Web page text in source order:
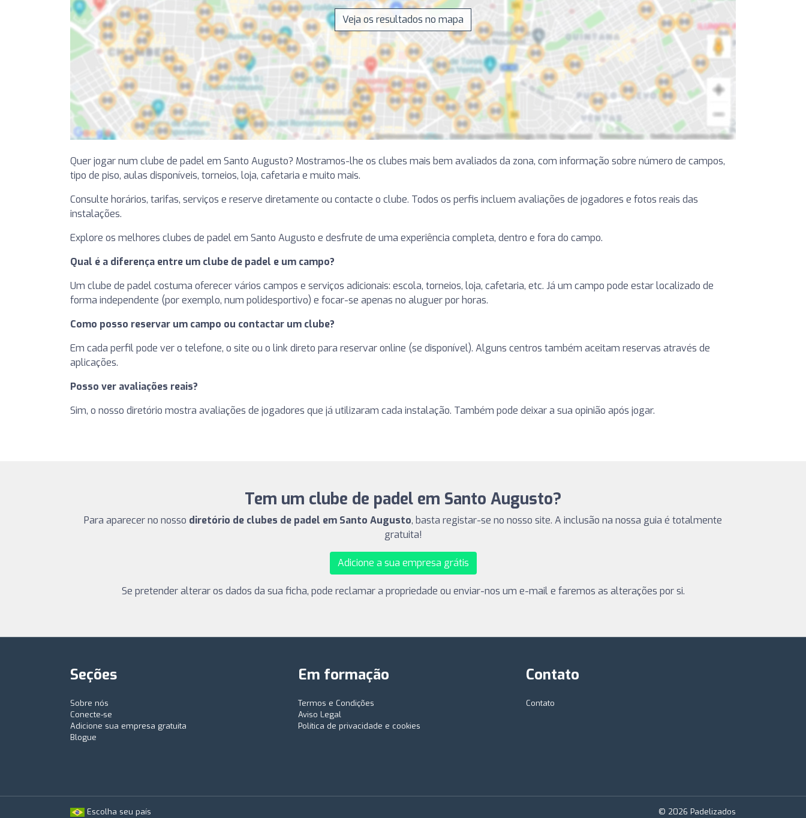
Veja os resultados no mapa
Quer jogar num clube de padel em Santo Augusto? Mostramos-lhe os clubes mais bem avaliados da zona, com informação sobre número de campos,
tipo de piso, aulas disponíveis, torneios, loja, cafetaria e muito mais.
Consulte horários, tarifas, serviços e reserve diretamente ou contacte o clube. Todos os perfis incluem avaliações de jogadores e fotos reais das
instalações.
Explore os melhores clubes de padel em Santo Augusto e desfrute de uma experiência completa, dentro e fora do campo.
Qual é a diferença entre um clube de padel e um campo?
Um clube de padel costuma oferecer vários campos e serviços adicionais: escola, torneios, loja, cafetaria, etc. Já um campo pode estar localizado de
forma independente (por exemplo, num polidesportivo) e focar-se apenas no aluguer por horas.
Como posso reservar um campo ou contactar um clube?
Em cada perfil pode ver o telefone, o site ou o link direto para reservar online (se disponível). Alguns centros também aceitam reservas através de
aplicações.
Posso ver avaliações reais?
Sim, o nosso diretório mostra avaliações de jogadores que já utilizaram cada instalação. Também pode deixar a sua opinião após jogar.
Tem um clube de padel em Santo Augusto?
Para aparecer no nosso diretório de clubes de padel em Santo Augusto, basta registar-se no nosso site. A inclusão na nossa guia é totalmente
gratuita!
Adicione a sua empresa grátis
Se pretender alterar os dados da sua ficha, pode reclamar a propriedade ou enviar-nos um e-mail e faremos as alterações por si.
Seções
Sobre nós
Conecte-se
Adicione sua empresa gratuita
Blogue
Em formação
Termos e Condições
Aviso Legal
Política de privacidade e cookies
Contato
Contato
Escolha seu país © 2026 Padelizados